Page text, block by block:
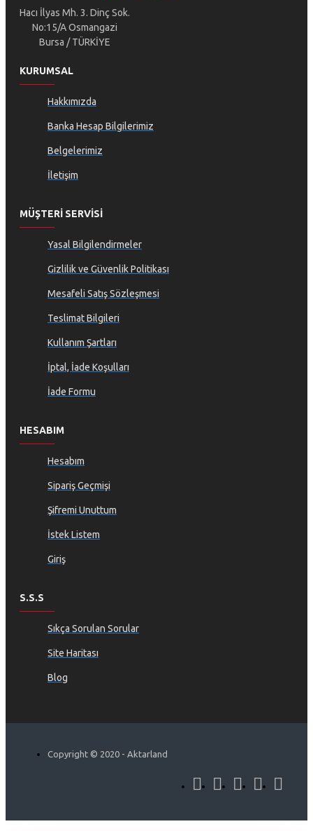
Hacı İlyas Mh. 3. Dinç Sok.
No:15/A Osmangazi
Bursa / TÜRKİYE
KURUMSAL
Hakkımızda
Banka Hesap Bilgilerimiz
Belgelerimiz
İletişim
MÜŞTERI SERVISI
Yasal Bilgilendirmeler
Gizlilik ve Güvenlik Politikası
Mesafeli Satış Sözleşmesi
Teslimat Bilgileri
Kullanım Şartları
İptal, İade Koşulları
İade Formu
HESABIM
Hesabım
Sipariş Geçmişi
Şifremi Unuttum
İstek Listem
Giriş
S.S.S
Sıkça Sorulan Sorular
Site Haritası
Blog
Copyright © 2020 - Aktarland